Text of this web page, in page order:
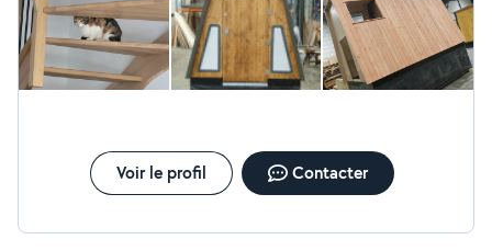
Voir le profil Contacter